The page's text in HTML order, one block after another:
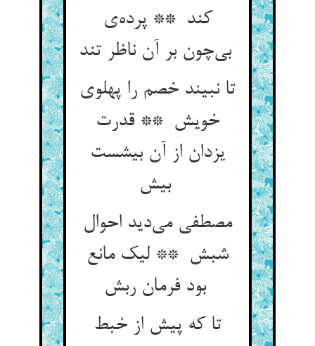
کند ** پرده‌ی
بی‌چون بر آن ناظر تند
تا نبیند خصم را پهلوی
خویش ** قدرت
یزدان از آن بیشست
بیش
مصطفی می‌دید احوال
شبش ** لیک مانع
بود فرمان ربش
تا که پیش از خبط